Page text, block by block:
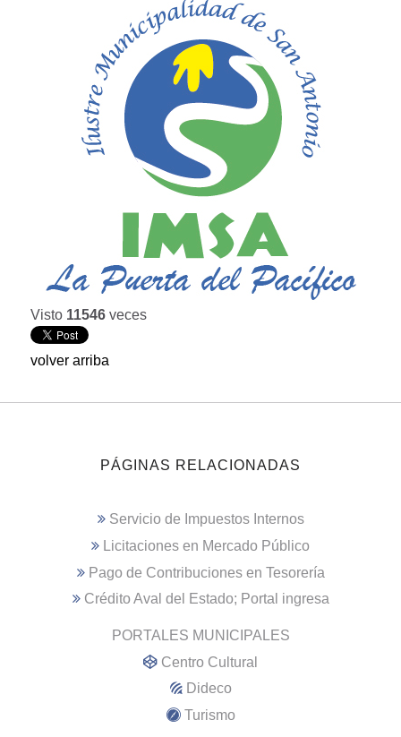
Visto 11546 veces
volver arriba
PÁGINAS RELACIONADAS
Servicio de Impuestos Internos
Licitaciones en Mercado Público
Pago de Contribuciones en Tesorería
Crédito Aval del Estado; Portal ingresa
PORTALES MUNICIPALES
Centro Cultural
Dideco
Turismo